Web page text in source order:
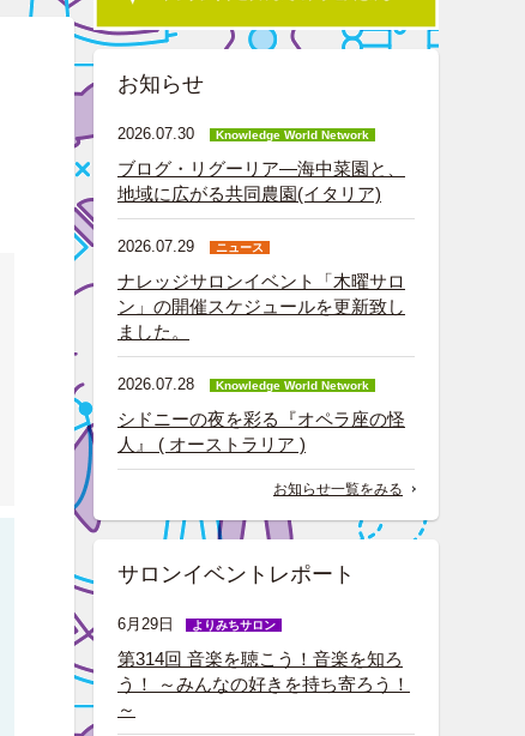
お知らせ
2026.07.30 Knowledge World Network
ブログ・リグーリア―海中菜園と、
地域に広がる共同農園(イタリア)
2026.07.29 ニュース
ナレッジサロンイベント「木曜サロ
ン」の開催スケジュールを更新致し
ました。
2026.07.28 Knowledge World Network
シドニーの夜を彩る『オペラ座の怪
人』 ( オーストラリア )
お知らせ一覧をみる
サロンイベントレポート
6月29日 よりみちサロン
第314回 音楽を聴こう！音楽を知ろ
う！ ～みんなの好きを持ち寄ろう！
～